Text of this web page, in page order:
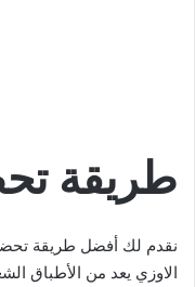
طريقة
نقدم لك أفضل طريقة
الاوزي يعد من الأطباق